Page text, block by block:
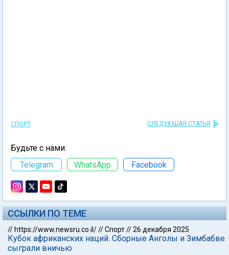
СПОРТ СЛЕДУЮЩАЯ СТАТЬЯ
Будьте с нами:
Telegram
WhatsApp Facebook
ССЫЛКИ ПО ТЕМЕ
// https://www.newsru.co.il///Спорт//26 декабря 2025
Кубок африканских наций. Сборные Анголы и Зимбабве
сыграли вничью